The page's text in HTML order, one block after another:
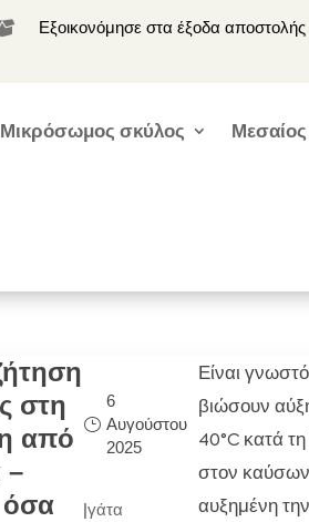
Εξοικονόμησε στα έξοδα αποστολής
Μικρόσωμος σκύλος
στη
από
–
6
Αυγούστου
2025
|γάτα
Είναι
βιώσουν
40°C κατά
στον
αυξημένη